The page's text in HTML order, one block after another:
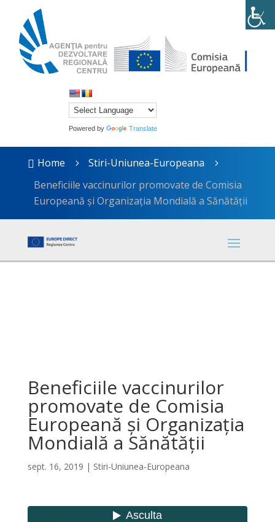
Powered by Translate
 Home 5 Stiri-Uniunea-Europeana 5
Beneficiile vaccinurilor promovate de Comisia
Europeană și Organizația Mondială a Sănătății
Beneficiile vaccinurilor
promovate de Comisia
Europeană și Organizația
Mondială a Sănătății
sept. 16, 2019 | Stiri-Uniunea-Europeana